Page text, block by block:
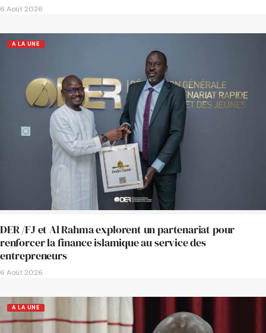
6 Août 2026
A LA UNE
DER /FJ et Al Rahma explorent un partenariat pour
renforcer la finance islamique au service des
entrepreneurs
6 Août 2026
A LA UNE